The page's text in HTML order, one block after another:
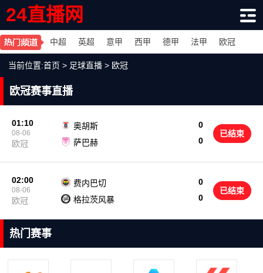
24直播网
中超 英超 意甲 西甲 德甲 法甲 欧冠
当前位置:首页 > 足球直播 > 欧冠
欧冠赛事直播
01:10
08-06
欧冠
奥胡斯
0
0
萨巴赫
已结束
02:00
08-06
欧冠
费内巴切
0
0
格拉茨风暴
已结束
热门赛事